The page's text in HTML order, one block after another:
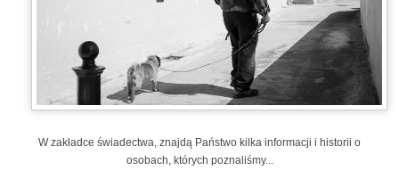
W zakładce świadectwa, znajdą Państwo kilka informacji i historii o
osobach, których poznaliśmy...